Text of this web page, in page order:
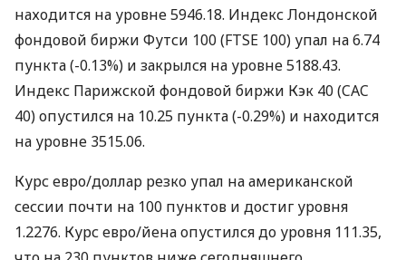
находится на уровне 5946.18. Индекс Лондонской
фондовой биржи Футси 100 (FTSE 100) упал на 6.74
пункта (-0.13%) и закрылся на уровне 5188.43.
Индекс Парижской фондовой биржи Кэк 40 (CAC
40) опустился на 10.25 пункта (-0.29%) и находится
на уровне 3515.06.
Курс евро/доллар резко упал на американской
сессии почти на 100 пунктов и достиг уровня
1.2276. Курс евро/йена опустился до уровня 111.35,